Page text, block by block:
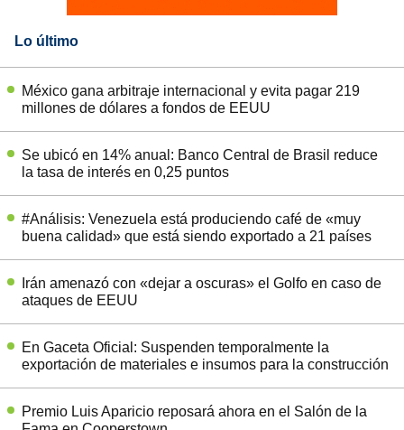
Lo último
México gana arbitraje internacional y evita pagar 219
millones de dólares a fondos de EEUU
Se ubicó en 14% anual: Banco Central de Brasil reduce
la tasa de interés en 0,25 puntos
#Análisis: Venezuela está produciendo café de «muy
buena calidad» que está siendo exportado a 21 países
Irán amenazó con «dejar a oscuras» el Golfo en caso de
ataques de EEUU
En Gaceta Oficial: Suspenden temporalmente la
exportación de materiales e insumos para la construcción
Premio Luis Aparicio reposará ahora en el Salón de la